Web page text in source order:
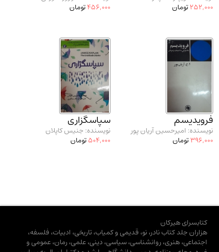
252,000تومان
456,000تومان
فرویدیسم
نویسنده: امیرحسین آریان پور
396,000تومان
سپاسگزاری
نویسنده: جنیس کاپلان
504,000تومان
کتابسرای هیرکان
هزاران جلد کتاب نادر، نو، قدیمی و کمیاب، تاریخی، ادبیات، فلسفه،
اجتماعی، هنری، روانشناسی، سیاسی، دینی، علمی، رمان، عمومی و